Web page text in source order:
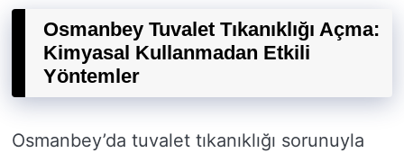
Osmanbey Tuvalet Tıkanıklığı Açma:
Kimyasal Kullanmadan Etkili
Yöntemler
Osmanbey’da tuvalet tıkanıklığı sorunuyla